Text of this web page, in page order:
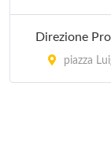
Direzione
piazza